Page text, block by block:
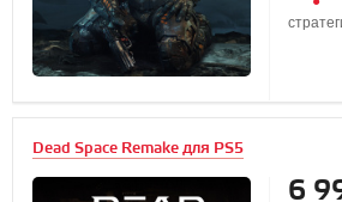
Dead Space Remake для PS5
6